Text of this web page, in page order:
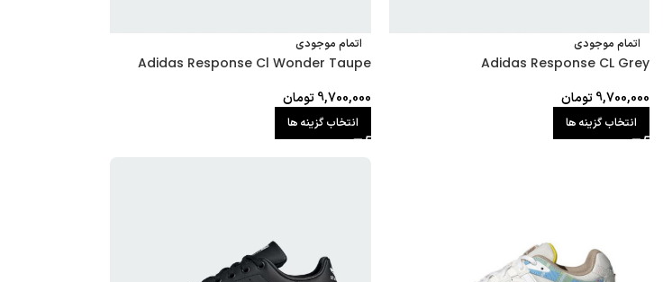
اتمام موجودی
Adidas Response CL Grey
9,700,000تومان
انتخاب گزینه ها
اتمام موجودی
Adidas Response Cl Wonder Taupe
9,700,000 تومان
انتخاب گزینه ها